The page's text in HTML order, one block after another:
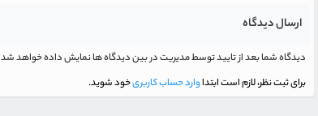
ارسال دیدگاه
دیدگاه شما بعد از تایید توسط مدیریت در بین دیدگاه ها نمایش داده خواهد شد
برای ثبت نظر، لازم است ابتداوارد حساب کاربریخود شوید.